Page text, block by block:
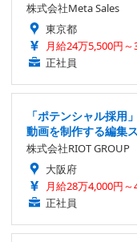
株式会社Meta Sales
東京都
月給24万5,500円～
正社員
「ポテンシャル採用
動画を制作する編集
株式会社RIOT GROUP
大阪府
月給28万4,000円
正社員